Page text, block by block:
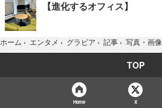
【進化するオフィス】
ホーム › エンタメ › グラビア › 記事 › 写真・画像
TOP
Home X